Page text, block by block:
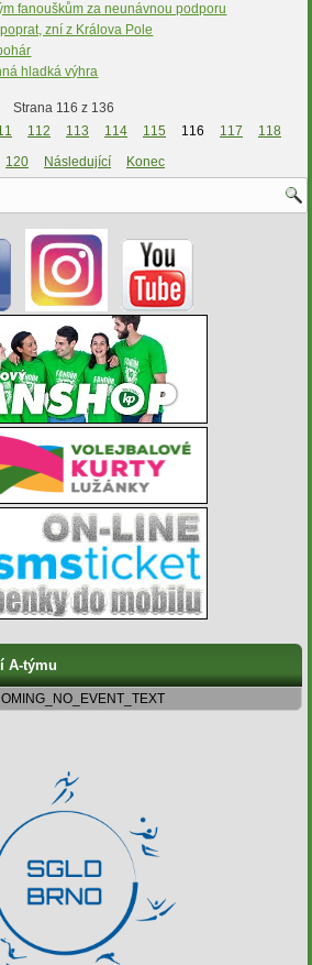
fanouškům za neunávnou podporu
zní z Králova Pole
hladká výhra
Strana 116 z 136
112 113 114 115 116 117
118
120 Následující Konec
A-týmu